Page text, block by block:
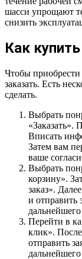
шасси упрощают
снизить
Как купить
Чтобы
заказать. Есть
сделать.
Выбрать
«Заказать».
Вписать
Затем вам
ваше
Выбрать
корзину».
заказ».
и отправить
Перейти в
клик».
отправить